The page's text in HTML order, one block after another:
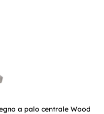
a palo centrale Wood